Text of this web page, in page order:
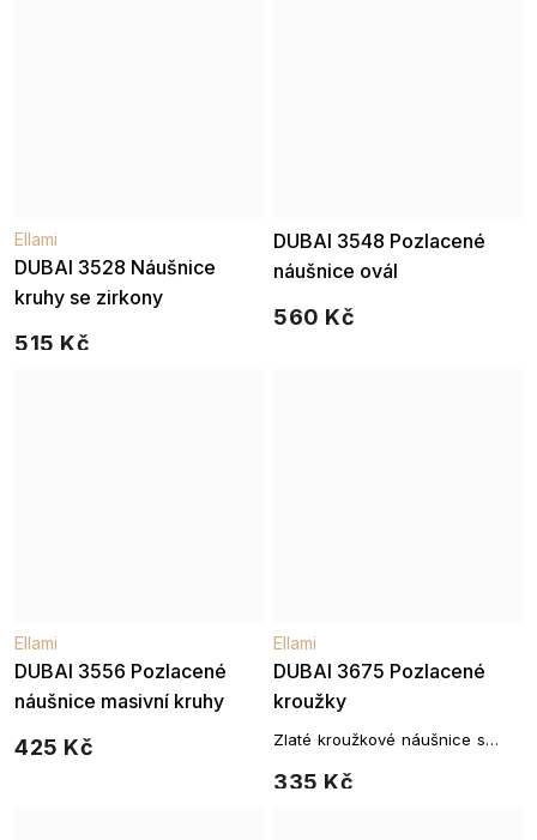
DUBAI 3528 Náušnice
kruhy se zirkony
Ellami
515 Kč
DUBAI 3548 Pozlacené
náušnice ovál
560 Kč
DUBAI 3556 Pozlacené
náušnice masivní kruhy
Ellami
425 Kč
DUBAI 3675 Pozlacené
kroužky
Ellami
335 Kč
Zlaté kroužkové náušnice s